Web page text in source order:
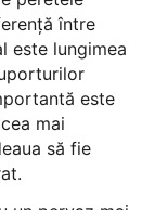
între
este lungimea
este
mai
să fie